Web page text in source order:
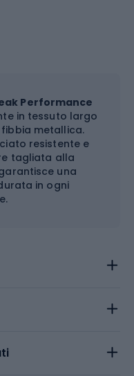
Performance
in tessuto largo
metallica.
resistente e
tagliata alla
una
in ogni